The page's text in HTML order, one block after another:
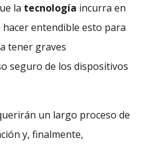
la tecnología incurra en
entendible esto para
tener graves
seguro de los dispositivos
un largo proceso de
y, finalmente,